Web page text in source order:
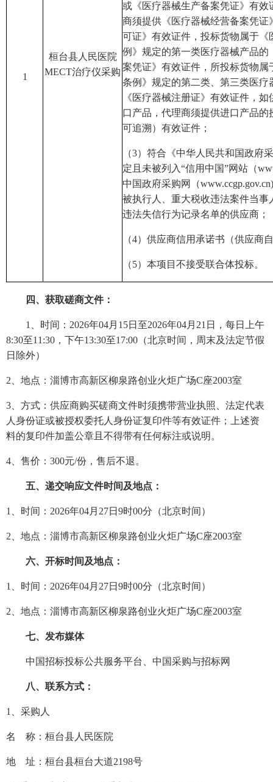
1
桓台县人民医院
MECT治疗仪采购
或《医疗器械生产备案凭证》 有效
商须提供《医疗器械经营备案凭证
可证》有效证件 ， 投标货物属于《
例》规定的第一类医疗器械产品的
案凭证》有效证件，所投标货物属
条例》规定的第二类、第三类医疗
《医疗器械注册证》有效证件 ， 如
口产品，代理商须提供进口产品的
可追溯）有效证件 ；
（3） 符合《中华人民共和国政府
定且未被列入“信用中国”网站（
中国政府采购网（
被执行人、重大税收违法案件当事
违法失信行为记录名单的供应商 ；
（4） 供应商信用承诺书（供应商
（5）本项目不接受联合体投标。
四、获取磋商文件：
1、时间： 2026年04月 15日至2026年04月 21 日，每日上午
8:30至11:30，下午13:30至17:00（北京时间，周末及法定节假
日除外）
2、地点：淄博市高新区柳泉路创业火炬广场C座2003室
3、方式：供应商购买磋商文件时须携带营业执照、法定代表
人身份证或被授权委托人身份证复印件等有效证件；上述资
料的复印件加盖公章且不得带有任何标注或说明。
4、售价：300元/份，售后不退。
五、递交响应文件时间及地点：
1、时间： 2026年04月 27日 9时00分（北京时间）
2、地点：淄博市高新区柳泉路创业火炬广场C座2003室
六、开标时间及地点：
1、时间： 2026年04月 27日 9时00分（北京时间）
2、地点：淄博市高新区柳泉路创业火炬广场C座2003室
七、发布媒体
中国招标投标公共服务平台、中国采购与招标网
八、联系方式：
1、采购人
名 称： 桓台县人民医院
地 址：桓台县桓台大道2198号